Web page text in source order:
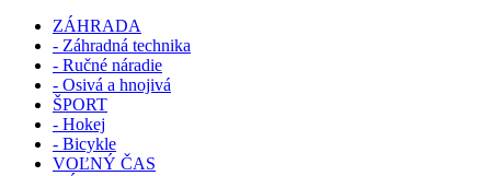
ZÁHRADA
- Záhradná technika
- Ručné náradie
- Osivá a hnojivá
ŠPORT
- Hokej
- Bicykle
VOĽNÝ ČAS